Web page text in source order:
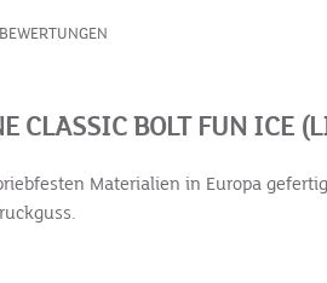
BEWERTUNGEN
CLASSIC BOLT FUN ICE
Materialien in Europa